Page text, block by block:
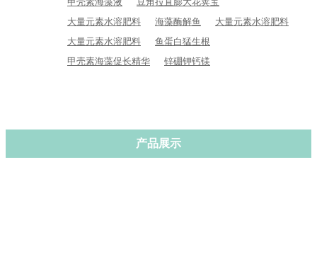
大量元素水溶肥料
海藻酶解鱼
大量元素水溶肥料
大量元素水溶肥料
鱼蛋白猛生根
甲壳素海藻促长精华
锌硼钾钙镁
产品展示